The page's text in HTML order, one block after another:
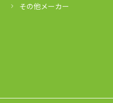
その他メーカー